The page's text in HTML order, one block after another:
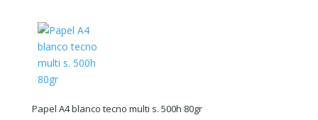
Papel A4 blanco tecno multi s. 500h 80gr